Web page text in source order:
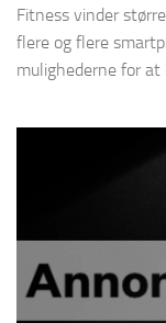
Fitness vinder
flere og flere
mulighederne for at